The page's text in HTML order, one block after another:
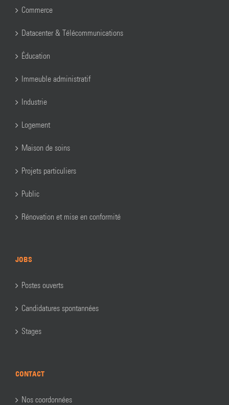
Commerce
Datacenter & Télécommunications
Éducation
Immeuble administratif
Industrie
Logement
Maison de soins
Projets particuliers
Public
Rénovation et mise en conformité
JOBS
Postes ouverts
Candidatures spontannées
Stages
CONTACT
Nos coordonnées